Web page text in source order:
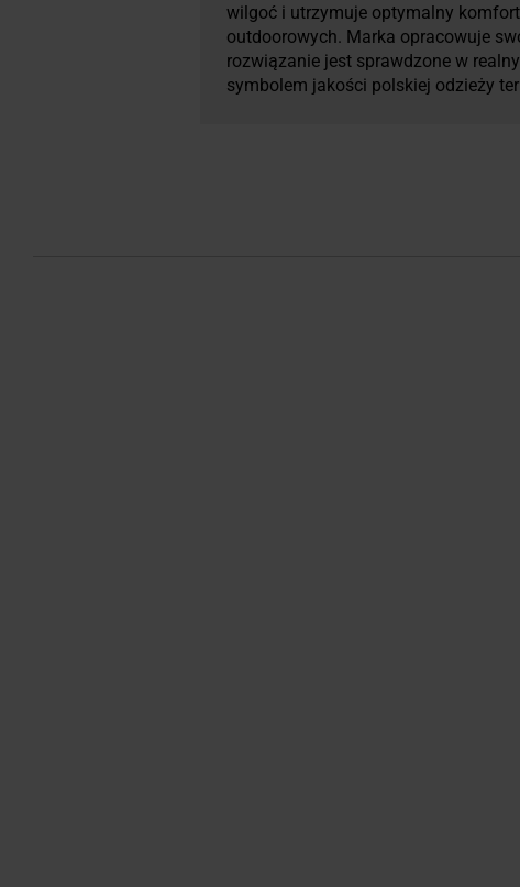
wilgoć i utrzymuje optymalny
outdoorowych. Marka opracowuje
rozwiązanie jest sprawdzone w
symbolem jakości polskiej odzieży